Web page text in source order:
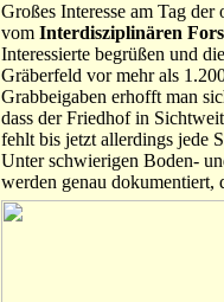
Großes Interesse am Tag
vom Interdisziplinären
Interessierte begrüßen und
Gräberfeld vor mehr als
Grabbeigaben erhofft man
dass der Friedhof in
fehlt bis jetzt allerdings jede
Unter schwierigen Boden-
werden genau dokumentiert,